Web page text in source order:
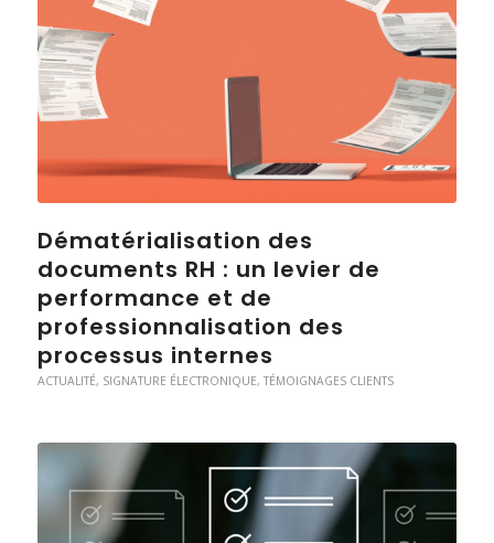
Dématérialisation des
documents RH : un levier de
performance et de
professionnalisation des
processus internes
ACTUALITÉ, SIGNATURE ÉLECTRONIQUE, TÉMOIGNAGES CLIENTS